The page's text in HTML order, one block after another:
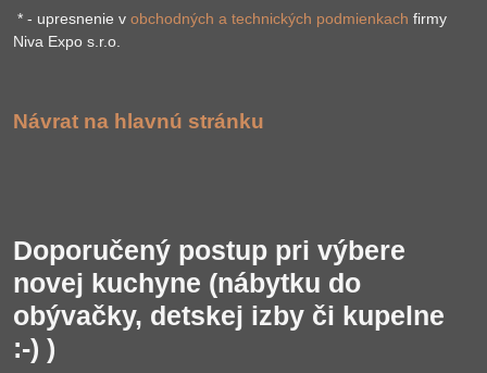
* - upresnenie v obchodných a technických podmienkach firmy
Niva Expo s.r.o.
Návrat na hlavnú stránku
Doporučený postup pri výbere
novej kuchyne (nábytku do
obývačky, detskej izby či kupelne
:-) )